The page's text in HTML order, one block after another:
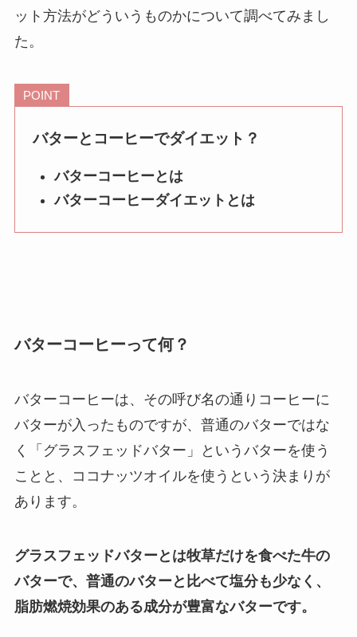
ット方法がどういうものかについて調べてみまし
た。
POINT
バターとコーヒーでダイエット？
バターコーヒーとは
バターコーヒーダイエットとは
バターコーヒーって何？
バターコーヒーは、その呼び名の通りコーヒーに
バターが入ったものですが、普通のバターではな
く「グラスフェッドバター」というバターを使う
ことと、ココナッツオイルを使うという決まりが
あります。
グラスフェッドバターとは牧草だけを食べた牛の
バターで、普通のバターと比べて塩分も少なく、
脂肪燃焼効果のある成分が豊富なバターです。